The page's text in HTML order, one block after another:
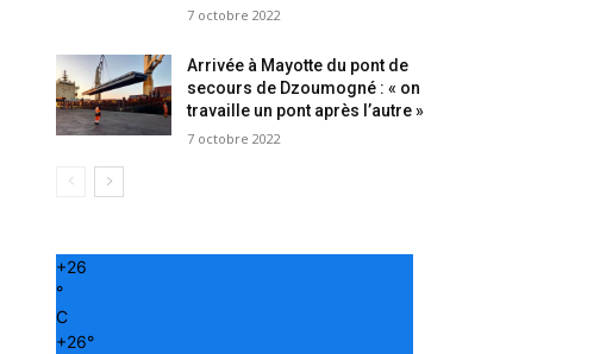
7 octobre 2022
Arrivée à Mayotte du pont de
secours de Dzoumogné : « on
travaille un pont après l’autre »
7 octobre 2022
+26
°
C
+26°